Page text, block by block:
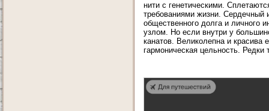
нити с генетическими.
требованиями жизни. Сердечный
общественного долга и личного
узлом. Но если внутри у
канатов. Великолепна и красива
гармоническая цельность. Редки